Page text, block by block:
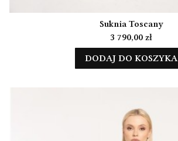
Suknia Toscany
Cena
3 790,00 zł
DODAJ DO KOSZYKA